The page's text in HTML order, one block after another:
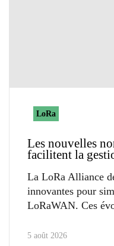
LoRa
Les nouvelles
facilitent la
La LoRa Alliance
innovantes pour
LoRaWAN. Ces
5 août 2026